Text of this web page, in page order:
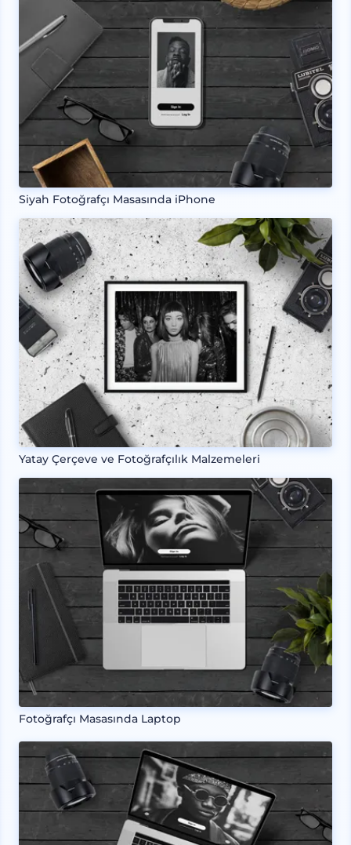
Siyah Fotoğrafçı Masasında iPhone
Yatay Çerçeve ve Fotoğrafçılık Malzemeleri
Fotoğrafçı Masasında Laptop